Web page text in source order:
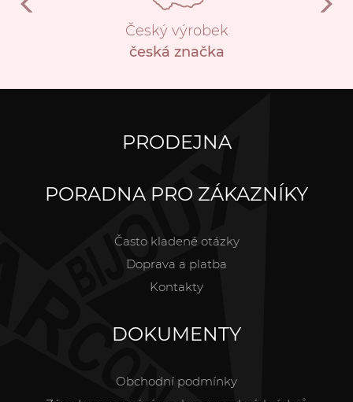
Český výrobek
česká značka
PRODEJNA
PORADNA PRO ZÁKAZNÍKY
Často kladené otázky
Doprava a platba
Kontakty
DOKUMENTY
Obchodní podmínky